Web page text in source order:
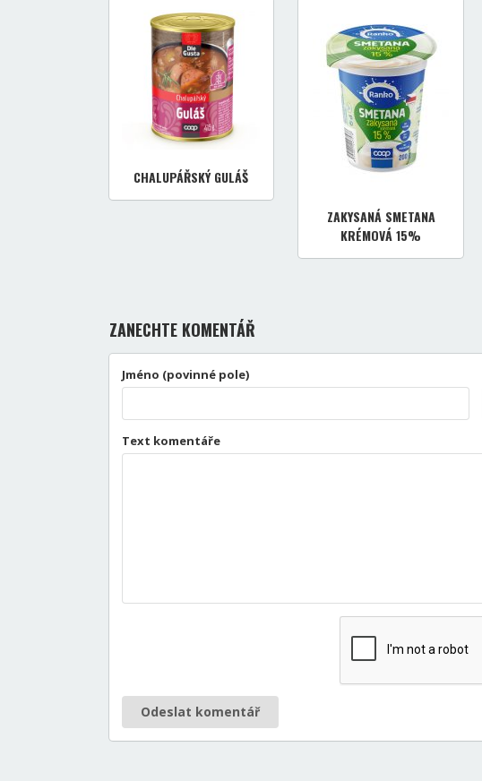
CHALUPÁŘSKÝ GULÁŠ
ZAKYSANÁ SMETANA
KRÉMOVÁ 15%
ZANECHTE KOMENTÁŘ
Jméno (povinné pole)
Text komentáře
Odeslat komentář